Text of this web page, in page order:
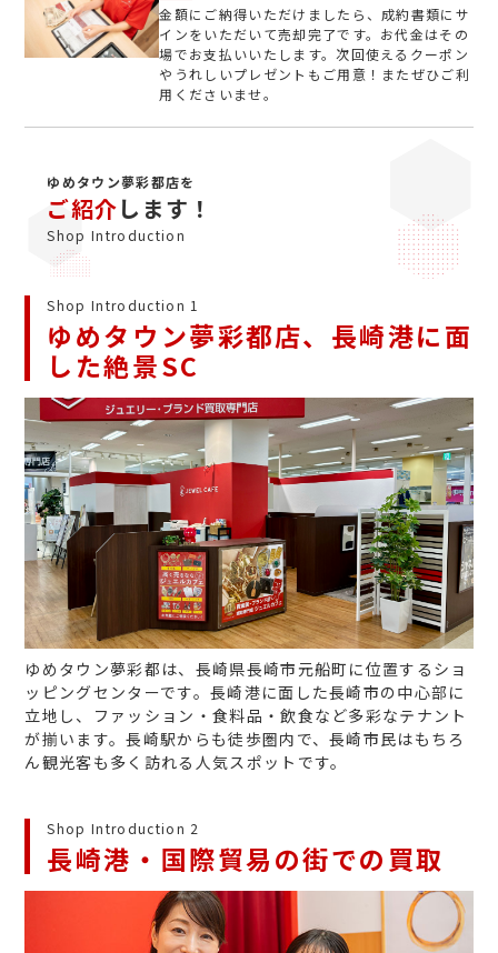
金額にご納得いただけましたら、成約書類にサ
インをいただいて売却完了です。お代金はその
場でお支払いいたします。次回使えるクーポン
やうれしいプレゼントもご用意！またぜひご利
用くださいませ。
ゆめタウン夢彩都店を
ご紹介します！
Shop Introduction
Shop Introduction 1
ゆめタウン夢彩都店、長崎港に面
した絶景SC
ゆめタウン夢彩都は、長崎県長崎市元船町に位置するショ
ッピングセンターです。長崎港に面した長崎市の中心部に
立地し、ファッション・食料品・飲食など多彩なテナント
が揃います。長崎駅からも徒歩圏内で、長崎市民はもちろ
ん観光客も多く訪れる人気スポットです。
Shop Introduction 2
長崎港・国際貿易の街での買取